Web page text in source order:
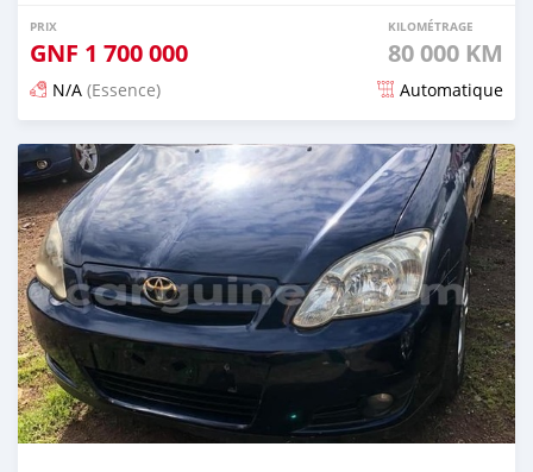
PRIX
GNF 1 700 000
KILOMÉTRAGE
80 000 KM
N/A (Essence) Automatique
Publié il y a plus de 2 ans